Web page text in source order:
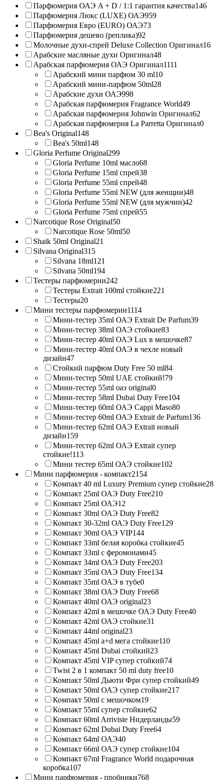
Парфюмерия ОАЭ A + D / 1:1 гарантия качества146
Парфюмерия Люкс (LUXE) ОАЭ959
Парфюмерия Евро (EURO) ОАЭ73
Парфюмерия дешево (реплика)92
Молочные духи-спрей Deluxe Collection Оригинал16
Арабские масляные духи Оригинал48
Арабская парфюмерия ОАЭ Оригинал1111
Арабский мини парфюм 30 ml10
Арабский мини-парфюм 50ml28
Арабские духи ОАЭ998
Арабская парфюмерия Fragrance World49
Арабская парфюмерия Johnwin Оригинал62
Арабская парфюмерия La Parretta Оригинал0
Bea's Original148
Bea's 50ml148
Gloria Perfume Original299
Gloria Perfume 10ml масло68
Gloria Perfume 15ml спрей38
Gloria Perfume 55ml спрей48
Gloria Perfume 55ml NEW (для женщин)48
Gloria Perfume 55ml NEW (для мужчин)42
Gloria Perfume 75ml спрей55
Narcotique Rose Original50
Narcotique Rose 50ml50
Shaik 50ml Original21
Silvana Original315
Silvana 18ml121
Silvana 50ml194
Тестеры парфюмерии242
Тестеры Extrait 100ml стойкие221
Тестеры20
Мини тестеры парфюмерии1114
Мини-тестер 35ml ОАЭ Extrait De Parfum39
Мини-тестер 38ml ОАЭ стойкие83
Мини-тестер 40ml ОАЭ Lux в мешочке87
Мини-тестер 40ml ОАЭ в чехле новый
дизайн47
Стойкий парфюм Duty Free 50 ml84
Мини-тестер 50ml UAE стойкий!79
Мини-тестер 55ml оаэ original0
Мини-тестер 58ml Dubai Duty Free104
Мини-тестер 60ml ОАЭ Cappi Maso80
Мини-тестер 60ml ОАЭ Extrait de Parfum136
Мини-тестер 62ml ОАЭ Extrait новый
дизайн159
Мини-тестер 62ml ОАЭ Extrait супер
стойкие!113
Мини тестер 65ml ОАЭ стойкие102
Мини парфюмерия - компакт2154
Компакт 40 ml Luxury Premium супер стойкие28
Компакт 25ml ОАЭ Duty Free210
Компакт 25ml ОАЭ12
Компакт 30ml ОАЭ Duty Free82
Компакт 30-32ml ОАЭ Duty Free129
Компакт 30ml ОАЭ VIP144
Компакт 33ml белая коробка стойкие45
Компакт 33ml с феромонами45
Компакт 34ml ОАЭ Duty Free203
Компакт 35ml ОАЭ Duty Free134
Компакт 35ml ОАЭ в тубе0
Компакт 38ml ОАЭ Duty Free68
Компакт 40ml ОАЭ original23
Компакт 42ml в мешочке ОАЭ Duty Free40
Компакт 42ml ОАЭ стойкие31
Компакт 44ml original23
Компакт 45ml a+d мега стойкие110
Компакт 45ml Dubai стойкий23
Компакт 45ml VIP супер стойкий74
Twist 2 в 1 компакт 50 ml duty free10
Компакт 50ml Дьюти Фри супер стойкий49
Компакт 50ml ОАЭ супер стойкие217
Компакт 50ml с мешочком19
Компакт 55ml супер стойкие62
Компакт 60ml Arriviste Нидерланды59
Компакт 62ml Dubai Duty Free64
Компакт 64ml ОАЭ40
Компакт 66ml ОАЭ супер стойкие104
Компакт 67ml Fragrance World подарочная
коробка107
Мини парфюмерия - пробники768